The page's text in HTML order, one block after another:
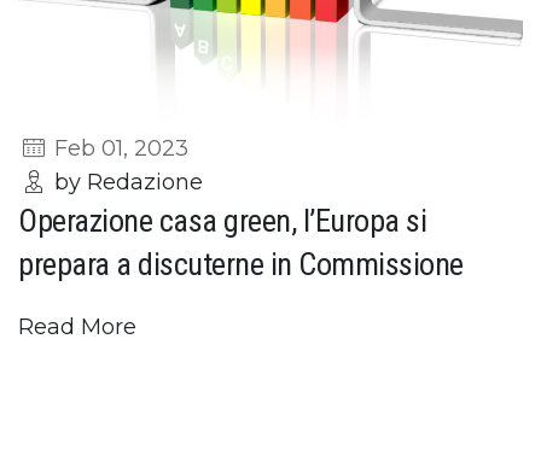
Feb 01, 2023
by Redazione
Operazione casa green, l’Europa si
prepara a discuterne in Commissione
Read More